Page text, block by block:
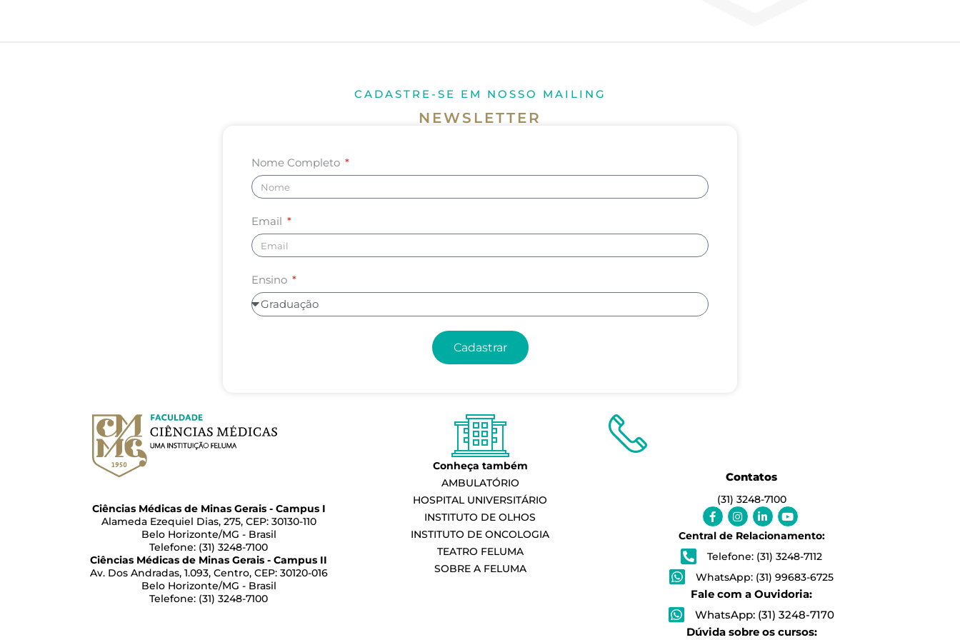
CADASTRE-SE EM NOSSO MAILING
NEWSLETTER
Nome Completo
Email
Ensino
Cadastrar
Ciências Médicas de Minas Gerais - Campus I
Alameda Ezequiel Dias, 275, CEP: 30130-110
Belo Horizonte/MG - Brasil
Telefone: (31) 3248-7100
Ciências Médicas de Minas Gerais - Campus II
Av. Dos Andradas, 1.093, Centro, CEP: 30120-016
Belo Horizonte/MG - Brasil
Telefone: (31) 3248-7100
Conheça também
AMBULATÓRIO
HOSPITAL UNIVERSITÁRIO
INSTITUTO DE OLHOS
INSTITUTO DE ONCOLOGIA
TEATRO FELUMA
SOBRE A FELUMA
Contatos
(31) 3248-7100
Facebook-
f
Instagram
Linkedin-
in
Youtube
Central de Relacionamento:
Telefone: (31) 3248-7112
WhatsApp: (31) 99683-6725
Fale com a Ouvidoria:
WhatsApp: (31) 3248-7170
Dúvida sobre os cursos: